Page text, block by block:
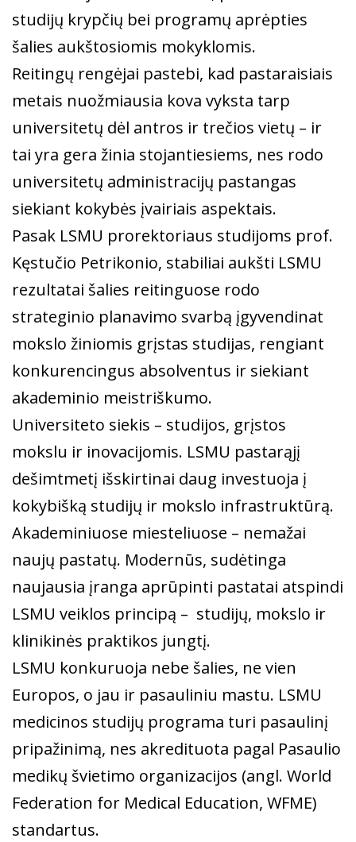
studijų krypčių bei programų aprėpties
šalies aukštosiomis mokyklomis.
Reitingų rengėjai pastebi, kad pastaraisiais
metais nuožmiausia kova vyksta tarp
universitetų dėl antros ir trečios vietų – ir
tai yra gera žinia stojantiesiems, nes rodo
universitetų administracijų pastangas
siekiant kokybės įvairiais aspektais.
Pasak LSMU prorektoriaus studijoms prof.
Kęstučio Petrikonio, stabiliai aukšti LSMU
rezultatai šalies reitinguose rodo
strateginio planavimo svarbą įgyvendinat
mokslo žiniomis grįstas studijas, rengiant
konkurencingus absolventus ir siekiant
akademinio meistriškumo.
Universiteto siekis – studijos, grįstos
mokslu ir inovacijomis. LSMU pastarąjį
dešimtmetį išskirtinai daug investuoja į
kokybišką studijų ir mokslo infrastruktūrą.
Akademiniuose miesteliuose – nemažai
naujų pastatų. Modernūs, sudėtinga
naujausia įranga aprūpinti pastatai atspindi
LSMU veiklos principą – studijų, mokslo ir
klinikinės praktikos jungtį.
LSMU konkuruoja nebe šalies, ne vien
Europos, o jau ir pasauliniu mastu. LSMU
medicinos studijų programa turi pasaulinį
pripažinimą, nes akredituota pagal Pasaulio
medikų švietimo organizacijos (angl. World
Federation for Medical Education, WFME)
standartus.